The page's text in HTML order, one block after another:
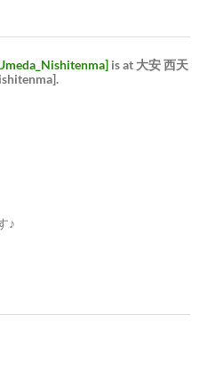
is at 大安 西天
♪